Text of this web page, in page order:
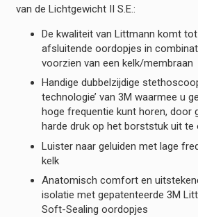
van de Lichtgewicht II S.E.:
De kwaliteit van Littmann komt
afsluitende oordopjes in
voorzien van een kelk/membraan
Handige dubbelzijdige
technologie’ van 3M waarmee u
hoge frequentie kunt horen, door
harde druk op het borststuk uit te
Luister naar geluiden met lage
kelk
Anatomisch comfort en
isolatie met gepatenteerde 3M
Soft-Sealing oordopjes